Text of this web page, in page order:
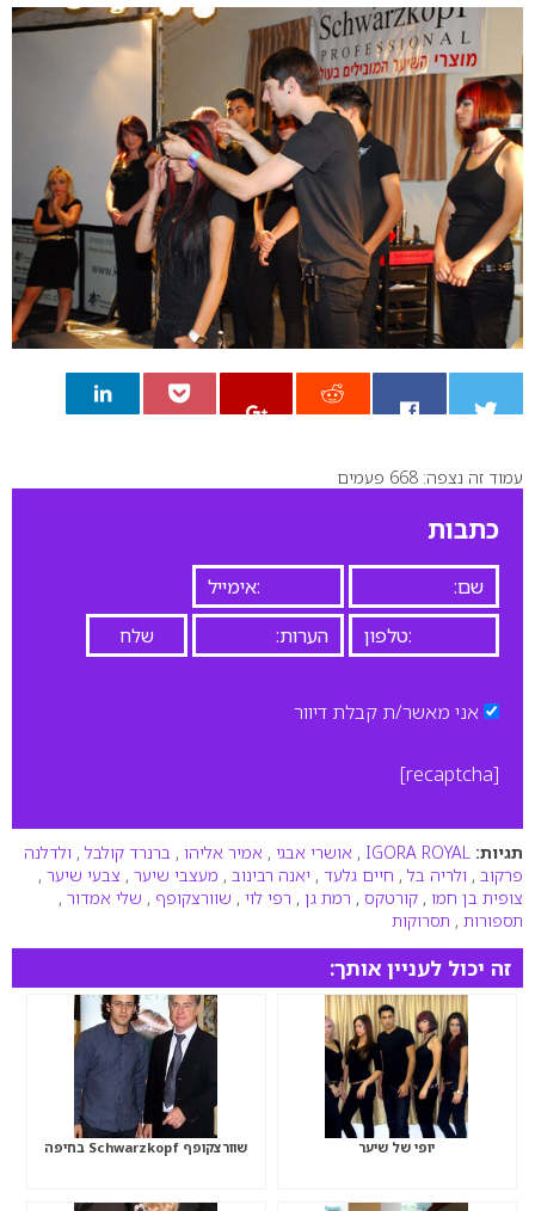
0
עמוד זה נצפה: 668 פעמים
כתבות
אני מאשר/ת קבלת דיוור
[recaptcha]
תגיות: IGORA ROYAL
, אושרי אבגי , אמיר אליהו , ברנרד קולבל , ולדלנה
פרקוב , ולריה בל , חיים גלעד , יאנה רבינוב , מעצבי שיער , צבעי שיער ,
צופית בן חמו , קורטקס , רמת גן , רפי לוי , שוורצקופף , שלי אמדור ,
תספורות , תסרוקות
זה יכול לעניין אותך:
יופי של שיער שוורצקופף Schwarzkopf בחיפה